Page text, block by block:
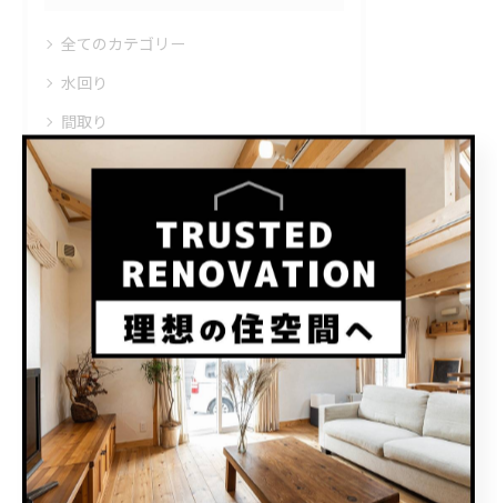
全てのカテゴリー
水回り
間取り
店舗
コンテナハウス
最近の投稿 Recent Posts
2026/06/08
感震ブレーカー